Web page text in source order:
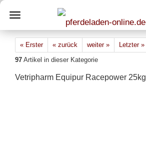
« Erster « zurück weiter »
Letzter »
97 Artikel in dieser Kategorie
Vetripharm Equipur Racepower 25kg